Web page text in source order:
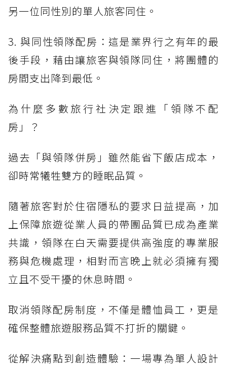
另一位同性別的單人旅客同住。
3. 與同性領隊配房：這是業界行之有年的最
後手段，藉由讓旅客與領隊同住，將團體的
房間支出降到最低。
為什麼多數旅行社決定跟進「領隊不配
房」？
過去「與領隊併房」雖然能省下飯店成本，
卻時常犧牲雙方的睡眠品質。
隨著旅客對於住宿隱私的要求日益提高，加
上保障旅遊從業人員的帶團品質已成為產業
共識，領隊在白天需要提供高強度的專業服
務與危機處理，相對而言晚上就必須擁有獨
立且不受干擾的休息時間。
取消領隊配房制度，不僅是體恤員工，更是
確保整體旅遊服務品質不打折的關鍵。
從解決痛點到創造體驗：一場專為單人設計